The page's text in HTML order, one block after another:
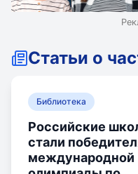
Статьи о
Библиотека
Российские
стали
международной